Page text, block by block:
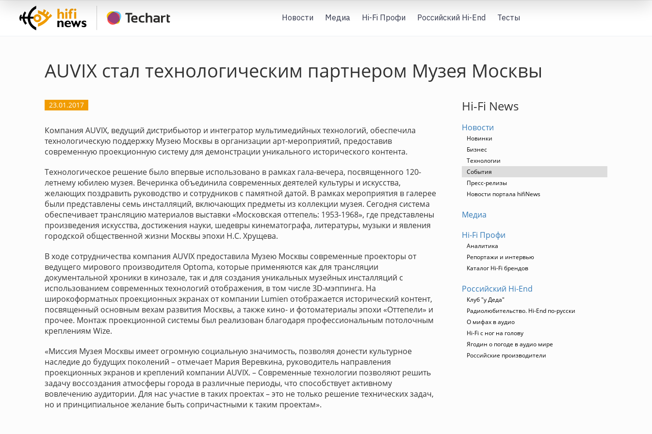
Новости Медиа Hi-Fi Профи Российский Hi-End Тесты
AUVIX стал технологическим партнером Музея Москвы
23.01.2017
Компания AUVIX, ведущий дистрибьютор и интегратор мультимедийных технологий, обеспечила
технологическую поддержку Музею Москвы в организации арт-мероприятий, предоставив
современную проекционную систему для демонстрации уникального исторического контента.
Технологическое решение было впервые использовано в рамках гала-вечера, посвященного 120-
летнему юбилею музея. Вечеринка объединила современных деятелей культуры и искусства,
желающих поздравить руководство и сотрудников с памятной датой. В рамках мероприятия в галерее
были представлены семь инсталляций, включающих предметы из коллекции музея. Сегодня система
обеспечивает трансляцию материалов выставки «Московская оттепель: 1953-1968», где представлены
произведения искусства, достижения науки, шедевры кинематографа, литературы, музыки и явления
городской общественной жизни Москвы эпохи Н.С. Хрущева.
В ходе сотрудничества компания AUVIX предоставила Музею Москвы современные проекторы от
ведущего мирового производителя Optoma, которые применяются как для трансляции
документальной хроники в кинозале, так и для создания уникальных музейных инсталляций с
использованием современных технологий отображения, в том числе 3D-мэппинга. На
широкоформатных проекционных экранах от компании Lumien отображается исторический контент,
посвященный основным вехам развития Москвы, а также кино- и фотоматериалы эпохи «Оттепели» и
прочее. Монтаж проекционной системы был реализован благодаря профессиональным потолочным
креплениям Wize.
«Миссия Музея Москвы имеет огромную социальную значимость, позволяя донести культурное
наследие до будущих поколений – отмечает Мария Веревкина, руководитель направления
проекционных экранов и креплений компании AUVIX. – Современные технологии позволяют решить
задачу воссоздания атмосферы города в различные периоды, что способствует активному
вовлечению аудитории. Для нас участие в таких проектах – это не только решение технических задач,
но и принципиальное желание быть сопричастными к таким проектам».
Hi-Fi News
Новости
Новинки
Бизнес
Технологии
События
Пресс-релизы
Новости портала hifiNews
Медиа
Hi-Fi Профи
Аналитика
Репортажи и интервью
Каталог Hi-Fi брендов
Российский Hi-End
Клуб "у Деда"
Радиолюбительство. Hi-End по-русски
О мифах в аудио
Hi-Fi с ног на голову
Ягодин о погоде в аудио мире
Российские производители